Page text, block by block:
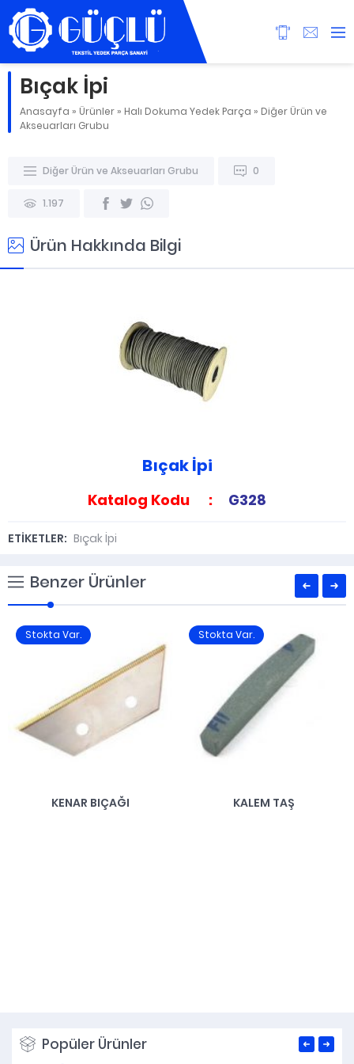
Bıçak İpi
Anasayfa » Ürünler » Halı Dokuma Yedek Parça » Diğer Ürün ve
Akseuarları Grubu
Diğer Ürün ve Akseuarları Grubu 0
1.197
Ürün Hakkında Bilgi
Bıçak İpi
Katalog Kodu : G328
ETİKETLER: Bıçak İpi
Benzer Ürünler
Stokta Var.
KENAR BIÇAĞI
Stokta Var.
KALEM TAŞ
Popüler Ürünler